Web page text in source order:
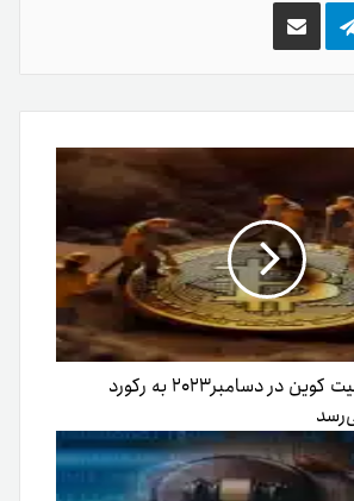
تلگرام اشتراک
گذاری
ایمیل
درآمد ماینرهای بیت کوین در دسامبر۲۰۲۳ به رکورد